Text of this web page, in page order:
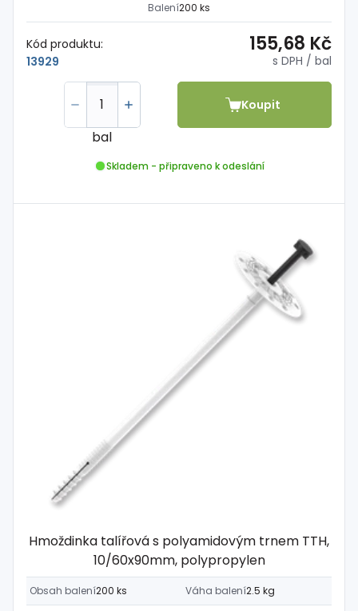
Balení200 ks
Kód produktu:
13929
155,68 Kč
s DPH / bal
bal
Koupit
Skladem - připraveno k odeslání
Hmoždinka talířová s polyamidovým trnem TTH,
10/60x90mm, polypropylen
Obsah balení200 ks Váha balení2.5 kg